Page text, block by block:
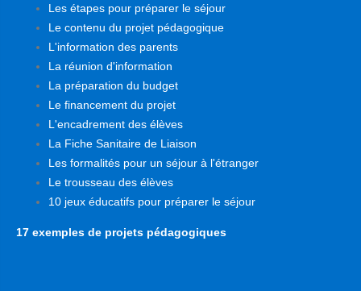
Les étapes pour préparer le séjour
Le contenu du projet pédagogique
L'information des parents
La réunion d'information
La préparation du budget
Le financement du projet
L'encadrement des élèves
La Fiche Sanitaire de Liaison
Les formalités pour un séjour à l'étranger
Le trousseau des élèves
10 jeux éducatifs pour préparer le séjour
17 exemples de projets pédagogiques